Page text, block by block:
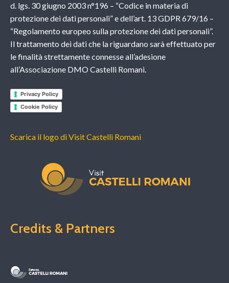
d. lgs. 30 giugno 2003 n°196 – “Codice in materia di
protezione dei dati personali” e dell’art. 13 GDPR 679/16 –
“Regolamento europeo sulla protezione dei dati personali”.
Il trattamento dei dati che la riguardano sarà effettuato per
le finalità strettamente connesse all’adesione
all’Associazione DMO Castelli Romani.
Privacy Policy
Cookie Policy
Scarica il logo di Visit Castelli Romani
Credits & Partners